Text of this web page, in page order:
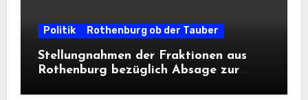
Politik Rothenburg ob der Tauber
Stellungnahmen der Fraktionen aus
Rothenburg bezüglich Absage zur